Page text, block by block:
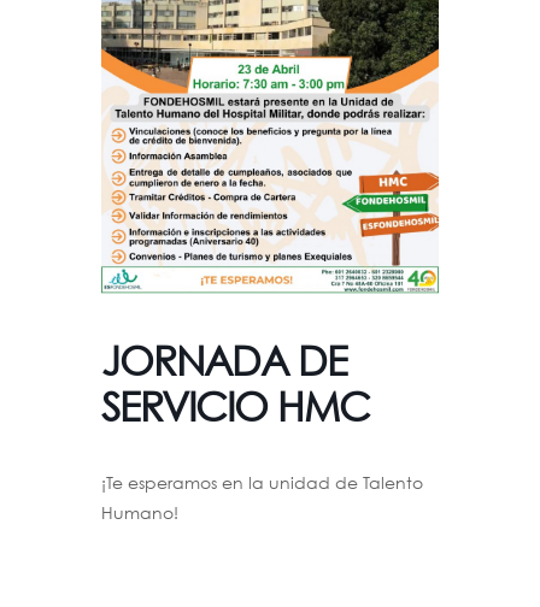
JORNADA DE
SERVICIO HMC
¡Te esperamos en la unidad de Talento
Humano!